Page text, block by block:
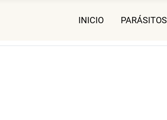
INICIO PARÁSITOS